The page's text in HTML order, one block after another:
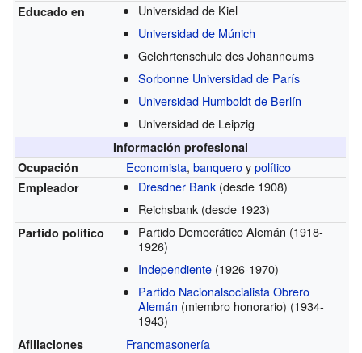
Educado en
Universidad de Kiel
Universidad de Múnich
Gelehrtenschule des Johanneums
Sorbonne Universidad de París
Universidad Humboldt de Berlín
Universidad de Leipzig
Información profesional
Ocupación
Economista,banqueroypolítico
Empleador Dresdner Bank (desde 1908)
Reichsbank (desde 1923)
Partido político
Partido Democrático Alemán (1918-
1926)
Independiente(1926-1970)
Partido Nacionalsocialista Obrero
Alemán (miembro honorario) (1934-
1943)
Afiliaciones Francmasonería